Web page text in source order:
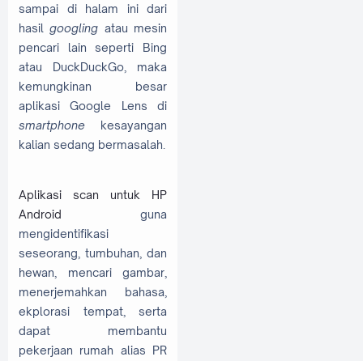
sampai di halam ini dari
hasilgoogling atau mesin
pencari lain seperti Bing
atau DuckDuckGo, maka
kemungkinan besar
aplikasi Google Lens di
smartphone kesayangan
kalian sedang bermasalah.
Aplikasi scan untuk HP
Android guna
mengidentifikasi
seseorang, tumbuhan, dan
hewan, mencari gambar,
menerjemahkan bahasa,
ekplorasi tempat, serta
dapat membantu
pekerjaan rumah alias PR